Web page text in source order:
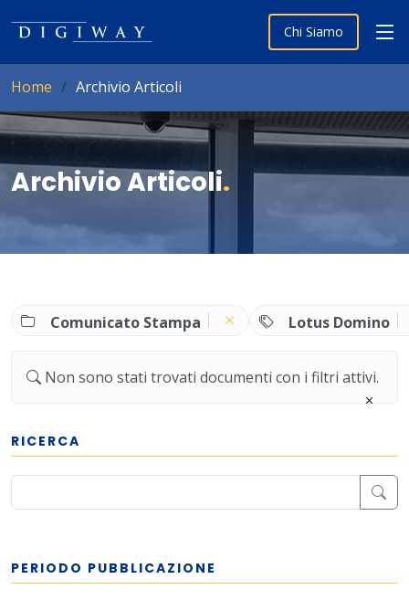
Chi Siamo
Home Archivio Articoli
Archivio Articoli.
Comunicato Stampa Lotus Domino
Non sono stati trovati documenti con i filtri attivi.
RICERCA
PERIODO PUBBLICAZIONE